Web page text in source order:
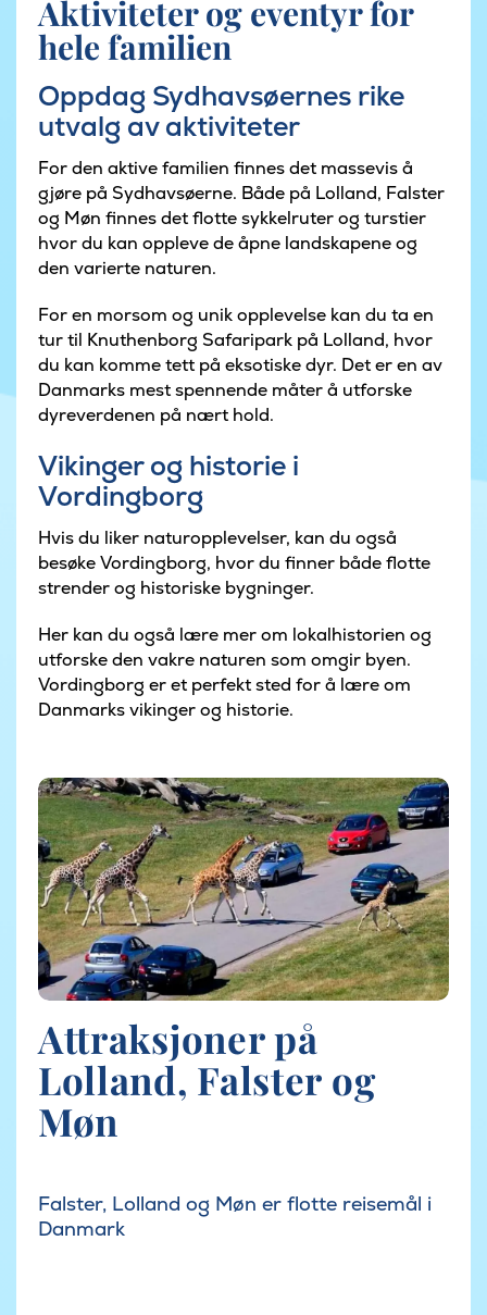
Aktiviteter og eventyr for
hele familien
Oppdag Sydhavsøernes rike
utvalg av aktiviteter
For den aktive familien finnes det massevis å
gjøre på Sydhavsøerne. Både på Lolland, Falster
og Møn finnes det flotte sykkelruter og turstier
hvor du kan oppleve de åpne landskapene og
den varierte naturen.
For en morsom og unik opplevelse kan du ta en
tur til Knuthenborg Safaripark på Lolland, hvor
du kan komme tett på eksotiske dyr. Det er en av
Danmarks mest spennende måter å utforske
dyreverdenen på nært hold.
Vikinger og historie i
Vordingborg
Hvis du liker naturopplevelser, kan du også
besøke Vordingborg, hvor du finner både flotte
strender og historiske bygninger.
Her kan du også lære mer om lokalhistorien og
utforske den vakre naturen som omgir byen.
Vordingborg er et perfekt sted for å lære om
Danmarks vikinger og historie.
Attraksjoner på
Lolland, Falster og
Møn
Falster, Lolland og Møn er flotte reisemål i
Danmark